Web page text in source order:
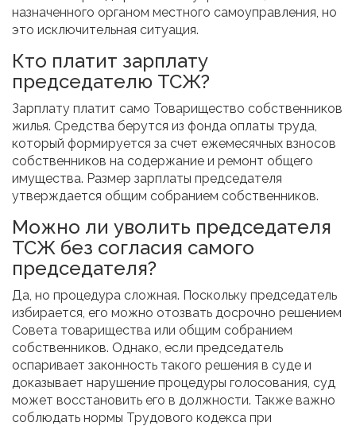
назначенного органом местного самоуправления, но
это исключительная ситуация.
Кто платит зарплату
председателю ТСЖ?
Зарплату платит само Товарищество собственников
жилья. Средства берутся из фонда оплаты труда,
который формируется за счет ежемесячных взносов
собственников на содержание и ремонт общего
имущества. Размер зарплаты председателя
утверждается общим собранием собственников.
Можно ли уволить председателя
ТСЖ без согласия самого
председателя?
Да, но процедура сложная. Поскольку председатель
избирается, его можно отозвать досрочно решением
Совета товарищества или общим собранием
собственников. Однако, если председатель
оспаривает законность такого решения в суде и
доказывает нарушение процедуры голосования, суд
может восстановить его в должности. Также важно
соблюдать нормы Трудового кодекса при